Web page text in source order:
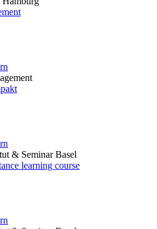
& Seminar Basel
learning course